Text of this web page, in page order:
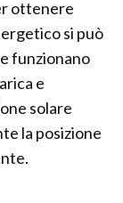
ottenere
si può
funzionano
e
solare
la posizione